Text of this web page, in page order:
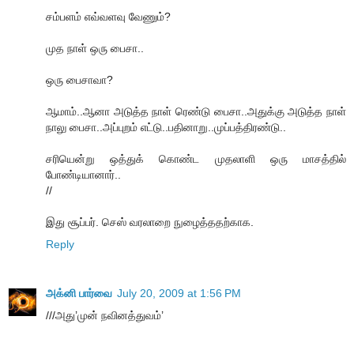
சம்பளம் எவ்வளவு வேணும்?
முத நாள் ஒரு பைசா..
ஒரு பைசாவா?
ஆமாம்..ஆனா அடுத்த நாள் ரெண்டு பைசா..அதுக்கு அடுத்த நாள்
நாலு பைசா..அப்புறம் எட்டு..பதினாறு..முப்பத்திரண்டு..
சரியென்று ஒத்துக் கொண்ட முதலாளி ஒரு மாசத்தில்
போண்டியானார்..
//
இது சூப்பர். செஸ் வரலாறை நுழைத்ததற்காக.
Reply
அக்னி பார்வை July 20, 2009 at 1:56 PM
///அது’முன் நவினத்துவம்’